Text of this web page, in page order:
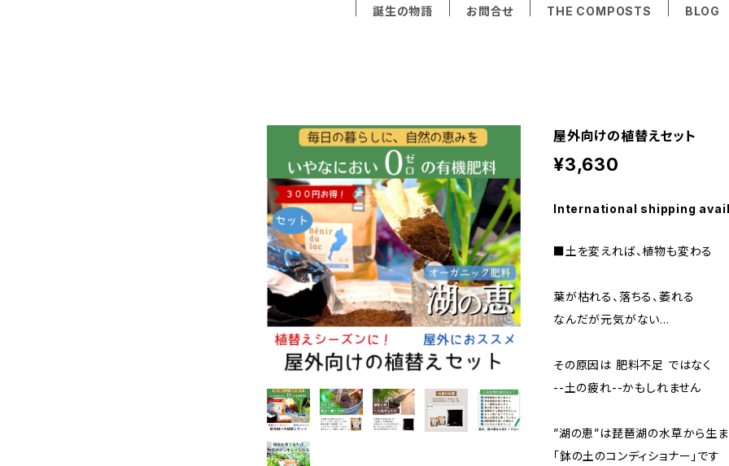
誕生の物語
お問合せ THE COMPOSTS BLOG
屋外向けの植替えセット
¥3,630
International shipping
■土を変えれば、植物も変わる
葉が枯れる、落ちる、萎れる
なんだが元気がない…
その原因は 肥料不足 ではなく
--土の疲れ--かもしれません
”湖の恵”は琵琶湖の水草から生
「鉢の土のコンディショナー」です